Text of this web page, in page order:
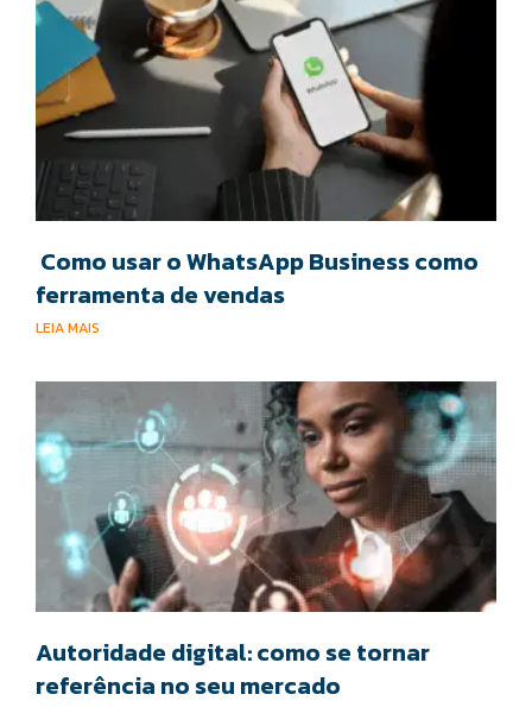
Como usar o WhatsApp Business como
ferramenta de vendas
LEIA MAIS
Autoridade digital: como se tornar
referência no seu mercado